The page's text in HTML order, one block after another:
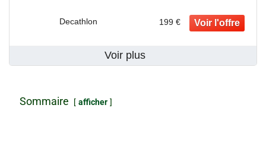
Decathlon 199 €
Voir plus
Sommaire afficher